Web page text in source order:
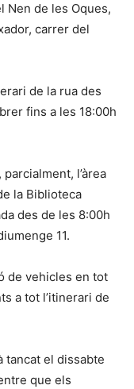
Nen de les Oques,
carrer del
de la rua des
fins a les 18:00h
l’àrea
la Biblioteca
des de les 8:00h
11.
de vehicles en tot
a tot l’itinerari de
tancat el dissabte
que els